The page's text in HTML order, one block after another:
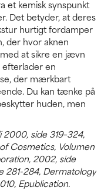
et kemisk synspunkt
Det betyder, at deres
hurtigt fordamper
der hvor aknen
at sikre en jævn
en
der mærkbart
Du kan tænke på
huden, men
side 319–324,
Cosmetics, Volumen
2002, side
281-284, Dermatology
Epublication.